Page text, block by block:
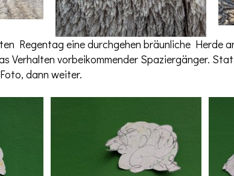
Regentag eine durchgehen bräunliche Herde
Verhalten vorbeikommender Spaziergänger.
dann weiter.